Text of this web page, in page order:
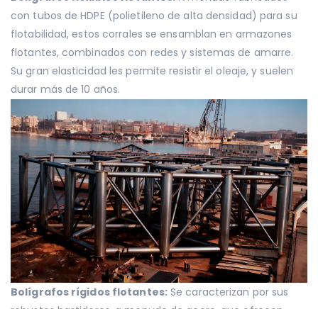
con tubos de HDPE (polietileno de alta densidad) para su
flotabilidad, estos corrales se ensamblan en armazones
flotantes, combinados con redes y sistemas de amarre.
Su gran elasticidad les permite resistir el oleaje, y suelen
durar más de 10 años.
Bolígrafos rígidos flotantes:Se caracterizan por sus